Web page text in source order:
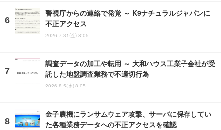
警視庁からの連絡で発覚 ～ K9ナチュラルジャパンに
不正アクセス
2026.7.31(金) 8:05
調査データの加工や転用 ～ 大和ハウス工業子会社が受
託した地盤調査業務で不適切行為
2026.8.5(水) 8:05
金子農機にランサムウェア攻撃、サーバに保存してい
た各種業務データへの不正アクセスを確認